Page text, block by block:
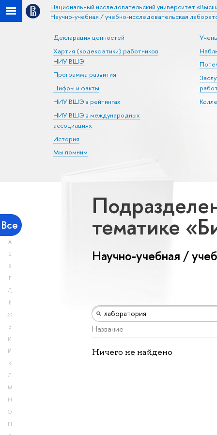
Национальный исследовательский университет
Научно-учебная / учебно-исследовательская
Декларация ценностей
Хартия (кодекс этики) работников
НИУ ВШЭ
Программа развития
Цифры и факты
НИУ ВШЭ в рейтингах
НИУ ВШЭ в международных
ассоциациях
История
Мы помним
Все
А
Б
В
Г
Д
Е
Ж
З
И
Й
К
Л
М
Н
О
П
тематике
Научно-учебная /
Название
Ничего не найдено